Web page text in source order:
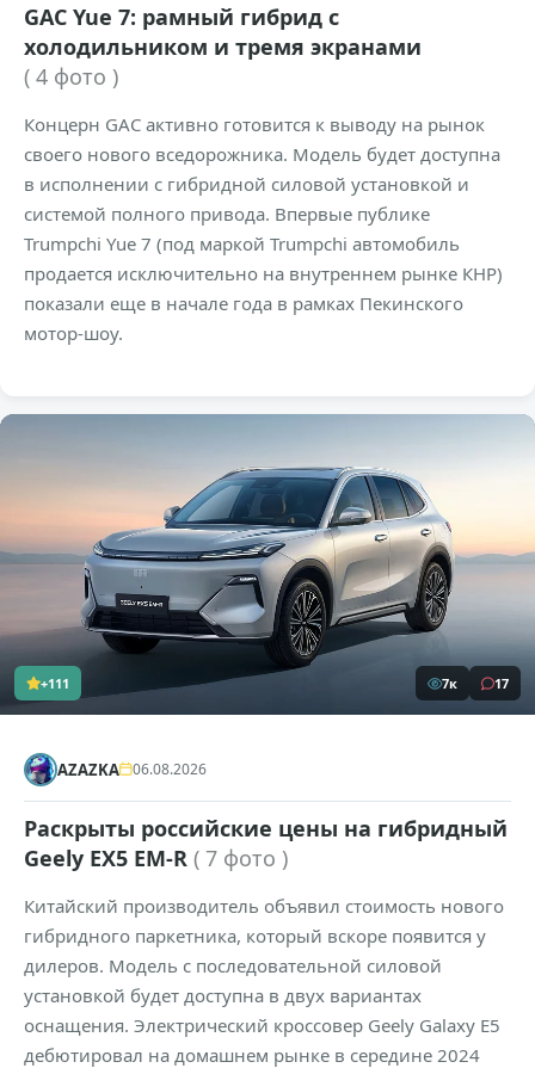
GAC Yue 7: рамный гибрид с
холодильником и тремя экранами
( 4 фото )
Концерн GAC активно готовится к выводу на рынок
своего нового вседорожника. Модель будет доступна
в исполнении с гибридной силовой установкой и
системой полного привода. Впервые публике
Trumpchi Yue 7 (под маркой Trumpchi автомобиль
продается исключительно на внутреннем рынке КНР)
показали еще в начале года в рамках Пекинского
мотор-шоу.
+111 7к 17
AZAZKA 06.08.2026
Раскрыты российские цены на гибридный
Geely EX5 EM-R ( 7 фото )
Китайский производитель объявил стоимость нового
гибридного паркетника, который вскоре появится у
дилеров. Модель с последовательной силовой
установкой будет доступна в двух вариантах
оснащения. Электрический кроссовер Geely Galaxy E5
дебютировал на домашнем рынке в середине 2024